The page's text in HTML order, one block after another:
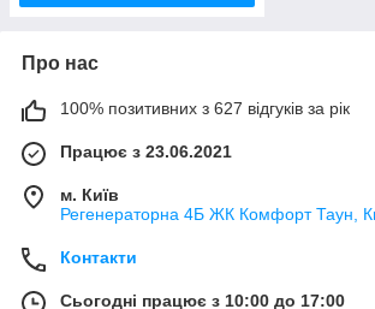
Про нас
100% позитивних з 627 відгуків за рік
Працює з 23.06.2021
м. Київ
Регенераторна 4Б ЖК Комфорт Таун,
Контакти
Сьогодні працює з 10:00 до 17:00